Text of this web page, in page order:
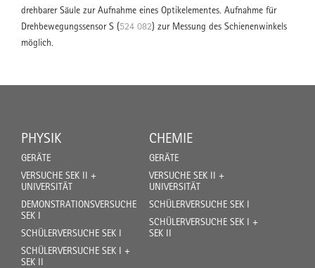
drehbarer Säule zur Aufnahme eines Optikelementes. Aufnahme für
Drehbewegungssensor S (524 082) zur Messung des Schienenwinkels
möglich.
PHYSIK
GERÄTE
VERSUCHE SEK II +
UNIVERSITÄT
DEMONSTRATIONSVERSUCHE
SEK I
SCHÜLERVERSUCHE SEK I
SCHÜLERVERSUCHE SEK I +
SEK II
CHEMIE
GERÄTE
VERSUCHE SEK II +
UNIVERSITÄT
SCHÜLERVERSUCHE SEK I
SCHÜLERVERSUCHE SEK I +
SEK II